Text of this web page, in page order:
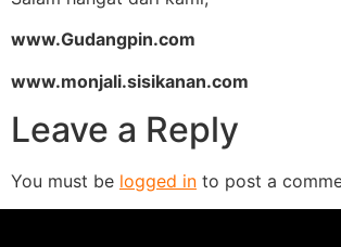
www.Gudangpin.com
www.monjali.sisikanan.com
Leave a Reply
You must be logged in to post a